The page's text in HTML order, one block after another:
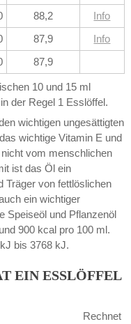
88,2
Info
87,9
Info
87,9
10 und 15 ml
der Regel 1 Esslöffel.
wichtigen ungesättigten
wichtige Vitamin E und
vom menschlichen
ist das Öl ein
Träger von fettlöslichen
ein wichtiger
Speiseöl und Pflanzenöl
900 kcal pro 100 ml.
bis 3768 kJ.
EIN ESSLÖFFEL
Rechnet